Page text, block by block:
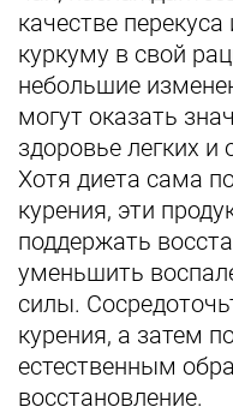
качестве
куркуму в свой
небольшие
могут оказать
здоровье легких и
Хотя диета сама
курения, эти
поддержать
уменьшить
силы.
курения, а затем
естественным
восстановление.